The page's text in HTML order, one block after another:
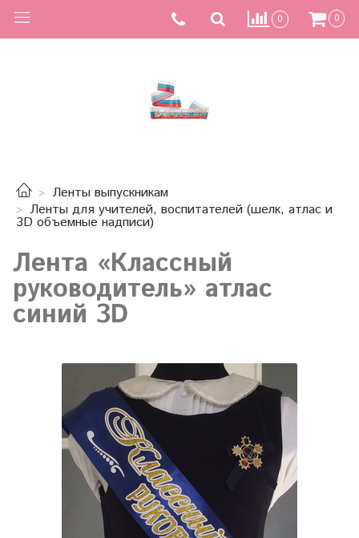
0 0
Ленты выпускникам
Ленты для учителей, воспитателей (шелк, атлас и
3D объемные надписи)
Лента «Классный
руководитель» атлас
синий 3D